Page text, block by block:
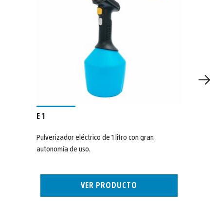
E 1
Pulverizador eléctrico de 1 litro con gran
autonomía de uso.
VER PRODUCTO